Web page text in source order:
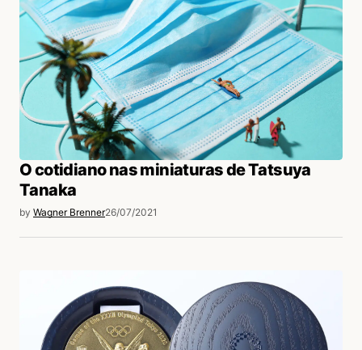
O cotidiano nas miniaturas de Tatsuya
Tanaka
by Wagner Brenner26/07/2021